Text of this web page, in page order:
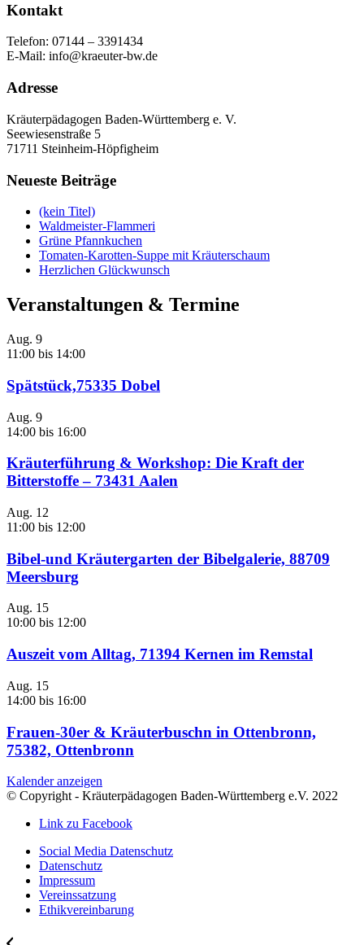
Kontakt
Telefon: 07144 – 3391434
E-Mail: info@kraeuter-bw.de
Adresse
Kräuterpädagogen Baden-Württemberg e. V.
Seewiesenstraße 5
71711 Steinheim-Höpfigheim
Neueste Beiträge
(kein Titel)
Waldmeister-Flammeri
Grüne Pfannkuchen
Tomaten-Karotten-Suppe mit Kräuterschaum
Herzlichen Glückwunsch
Veranstaltungen & Termine
Aug. 9
11:00 bis 14:00
Spätstück,75335 Dobel
Aug. 9
14:00 bis 16:00
Kräuterführung & Workshop: Die Kraft der
Bitterstoffe – 73431 Aalen
Aug. 12
11:00 bis 12:00
Bibel-und Kräutergarten der Bibelgalerie, 88709
Meersburg
Aug. 15
10:00 bis 12:00
Auszeit vom Alltag, 71394 Kernen im Remstal
Aug. 15
14:00 bis 16:00
Frauen-30er & Kräuterbuschn in Ottenbronn,
75382, Ottenbronn
Kalender anzeigen
© Copyright - Kräuterpädagogen Baden-Württemberg e.V. 2022
Link zu Facebook
Social Media Datenschutz
Datenschutz
Impressum
Vereinssatzung
Ethikvereinbarung